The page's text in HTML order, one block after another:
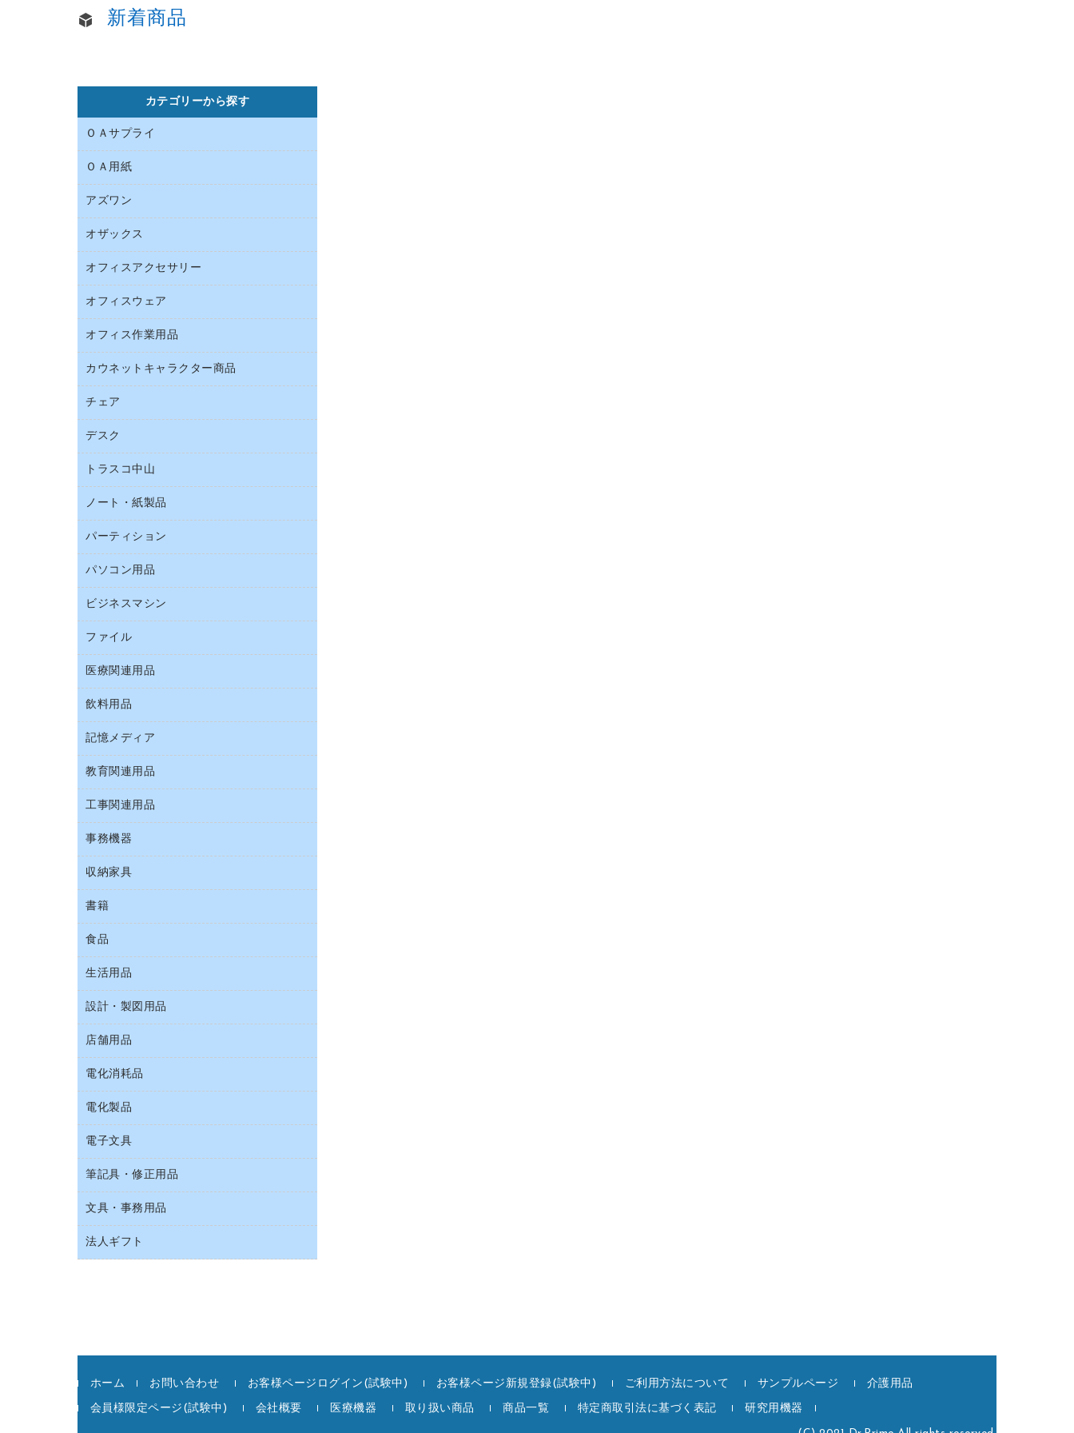
新着商品
カテゴリーから探す
ＯＡサプライ
インクカートリッジ
トナーカートリッジ
ファクシミリトナー
プリンタ用リボン
リサイクルトナー（プール方式）
互換インクカートリッジ
ＯＡ用紙
インクジェットプリンタ用紙
その他コピー用紙・プリンタ用紙
ハガキ用紙
ファクシミリ用紙
ラベル用紙
ワープロ用紙
帳票用紙／フォーム用紙
アズワン
オフィス用品
オザックス
店舗用品
オフィスアクセサリー
インテリア・インテリア収納
オフィスアクセサリー
オフィスウェア
アウター
医療・介護・ワーキングウェア
オフィス作業用品
ペット用品
結束用品
工場用品
梱包用テープ
作業用雑貨
作業用手袋
倉庫収納用品
防災用品
養生用品
カウネットキャラクター商品
カウネットキャラクター商品
チェア
オフィスチェア
ミーティングチェア
応接イス・ベンチ
デスク
カウンター
ミーティングテーブル
トラスコ中山
建築・作業用品
ノート・紙製品
ノート
ルーズリーフ
各種用紙
額縁
帳簿
典礼用品
伝票
パーティション
パーティション
パソコン用品
ＨＤＤ／ＳＳＤ
ＯＡクリーナー／エアダスター
ＯＡフィルター
ＵＳＢハブ／ＵＳＢアクセサリー
スマートフォン／モバイル周辺機器
セキュリティ用品
ディスプレイモニター
パソコンアクセサリー
パソコンバッグ／収納用品
パソコン周辺機器
マウスパッド
各種ケーブル
ビジネスマシン
ＵＳＢメモリ
インクジェットプリンタ／複合機
スキャナー
デジタルカメラ
ファクシミリ
メモリーカード
レーザープリンタ／複合機
電話機
ファイル
２穴リフィル・２穴インデックス
３０穴リフィル・３０穴インデックス
Ｚ式ファイル
カードケース
クリップボード
クリヤーブック（差替式）
クリヤーホルダー
コンピュータ用ファイル
ファイルボックス
フォルダー
フラットファイル
リングファイル
レターファイル
持ち出しファイル
統一伝票用ファイル
背幅が伸びるファイル
板目表紙・綴込表紙
名刺整理用品
医療関連用品
医療関連用品
感染症対策用品
管理医療機器
使い捨て手袋
飲料用品
インスタントコーヒー
お茶備品
コーヒーメーカー・備品
ソフトドリンク
ミネラルウォーター
レギュラーコーヒー
医薬部外品
紅茶・バラエティ飲料
記憶メディア
ＣＤ－Ｒ
ＣＤ－ＲＷ
ＤＶＤ
ブルーレイディスク
メディア収納用品
教育関連用品
教育関連用品
工事関連用品
屋外用品
工事関連用品
事務機器
ＯＨＰ用品
タイムカード
タイムレコーダー
ラミネータ
レーザーポインター
大型シュレッダー（共配）
収納家具
その他収納
金庫
保管庫・書庫
書籍
パソコンソフト
食品
菓子
食品
生活用品
キッチン用品
スポーツ・レジャー用品
スリッパ・サンダル・シューズ
その他雑貨
ダストボックス
ティッシュペーパー
トイレットペーパー
飲食用消耗品
殺虫剤
消臭・芳香剤
設計・製図用品
設計・製図用品
店舗用品
ＰＯＰ用品
カウンター／お会計用品
サイン・看板用品
ディスプレイ用品
レジ・ポリ袋
陳列什器
店舗運営用品
電化消耗品
アルバム
デスクライト
懐中電灯・ライト
乾電池・充電池
電球・蛍光灯
電化製品
ＡＶ機器・アクセサリー
ＯＡタップ／延長コード
キッチン・調理家電
その他電化製品
空調・季節家電
電子文具
その他電子文具
ラベルテープ
ラベルライター
電卓
筆記具・修正用品
シャープペンシル
シャープペンシル用替芯
ボールペン（ゲルインク）
マーキングペン（水性）
マーキングペン（油性）
鉛筆
文具・事務用品
カッター
セロハンテープ
その他文具
法人ギフト
ホーム お問い合わせ お客様ページログイン(試験中) お客様ページ新規登録(試験中) ご利用方法について サンプルページ 介護用品
会員様限定ページ(試験中) 会社概要 医療機器 取り扱い商品 商品一覧 特定商取引法に基づく表記 研究用機器